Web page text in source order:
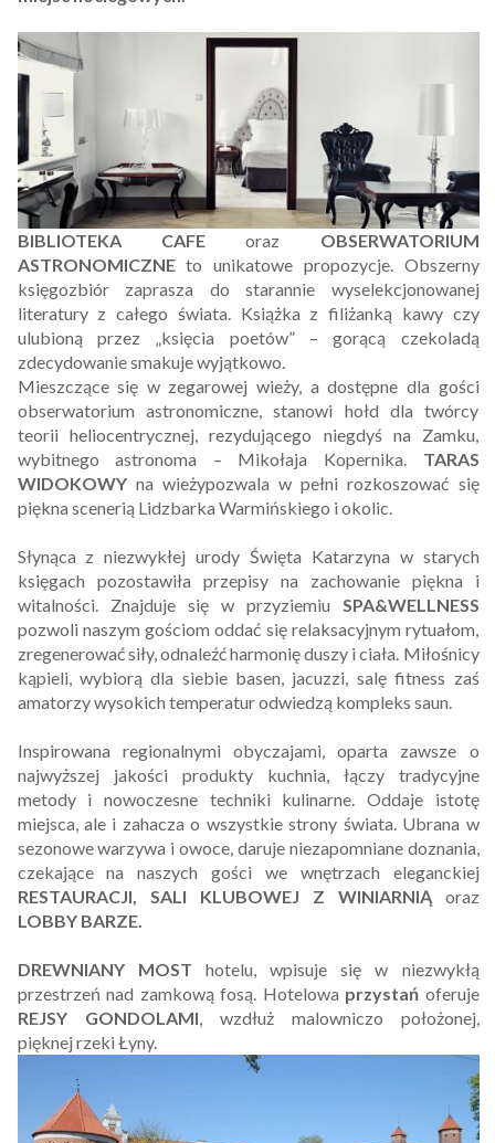
BIBLIOTEKA CAFEoraz OBSERWATORIUM
ASTRONOMICZNEto unikatowe propozycje. Obszerny
księgozbiór zaprasza do starannie wyselekcjonowanej
literatury z całego świata. Książka z filiżanką kawy czy
ulubioną przez „księcia poetów” – gorącą czekoladą
zdecydowanie smakuje wyjątkowo.
Mieszczące się w zegarowej wieży, a dostępne dla gości
obserwatorium astronomiczne, stanowi hołd dla twórcy
teorii heliocentrycznej, rezydującego niegdyś na Zamku,
wybitnego astronoma – Mikołaja Kopernika. TARAS
WIDOKOWY na wieżypozwala w pełni rozkoszować się
piękna scenerią Lidzbarka Warmińskiego i okolic.
Słynąca z niezwykłej urody Święta Katarzyna w starych
księgach pozostawiła przepisy na zachowanie piękna i
witalności. Znajduje się w przyziemiu SPA&WELLNESS
pozwoli naszym gościom oddać się relaksacyjnym rytuałom,
zregenerować siły, odnaleźć harmonię duszy i ciała. Miłośnicy
kąpieli, wybiorą dla siebie basen, jacuzzi, salę fitness zaś
amatorzy wysokich temperatur odwiedzą kompleks saun.
Inspirowana regionalnymi obyczajami, oparta zawsze o
najwyższej jakości produkty kuchnia, łączy tradycyjne
metody i nowoczesne techniki kulinarne. Oddaje istotę
miejsca, ale i zahacza o wszystkie strony świata. Ubrana w
sezonowe warzywa i owoce, daruje niezapomniane doznania,
czekające na naszych gości we wnętrzach eleganckiej
RESTAURACJI,
SALI KLUBOWEJ Z WINIARNIĄoraz
LOBBY BARZE.
DREWNIANY MOST hotelu, wpisuje się w niezwykłą
przestrzeń nad zamkową fosą. Hotelowa przystań oferuje
REJSY GONDOLAMI, wzdłuż malowniczo położonej,
pięknej rzeki Łyny.